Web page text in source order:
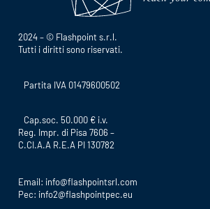
2024 – © Flashpoint s.r.l.
Tutti i diritti sono riservati.
Partita IVA 01479600502
Cap.soc. 50.000 € i.v.
Reg. Impr. di Pisa 7606 –
C.CI.A.A R.E.A PI 130782
Email: info@flashpointsrl.com
Pec: info2@flashpointpec.eu